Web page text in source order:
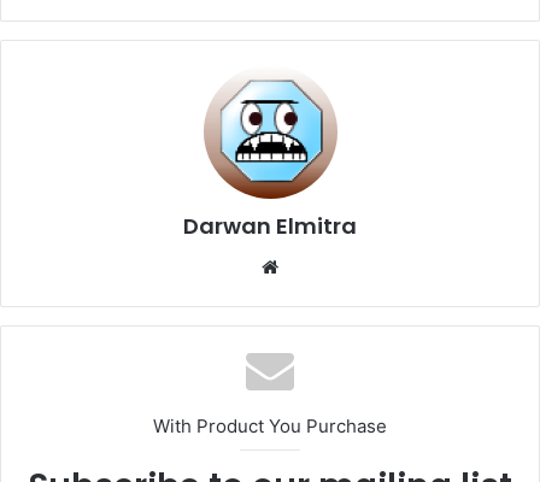
Darwan Elmitra
Website
With Product You Purchase